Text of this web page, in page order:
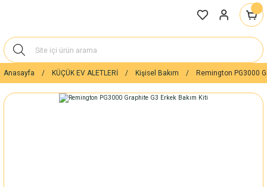
Anasayfa KÜÇÜK EV ALETLERİ Kişisel Bakım Remington PG3000